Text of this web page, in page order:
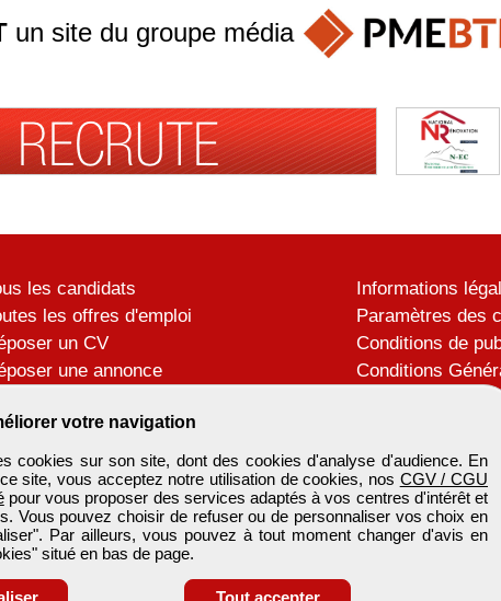
votre navigation
cookies sur son site, dont des cookies d'analyse d'audience. En
site, vous acceptez notre utilisation de cookies, nos CGV / CGU
pour vous proposer des services adaptés à vos centres d'intérêt et
Vous pouvez choisir de refuser ou de personnaliser vos choix en
Par ailleurs, vous pouvez à tout moment changer d'avis en
situé en bas de page.
Tout accepter
un site du groupe média
les candidats
les offres d'emploi
un CV
une annonce
Informations
Paramètres des
Conditions de
Conditions